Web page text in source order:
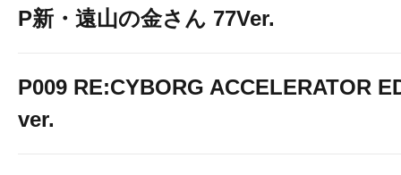
~毎日の抽選ご
P新・遠山の金さん 77Ver.
P009 RE:CYBORG ACCELERATOR
ver.